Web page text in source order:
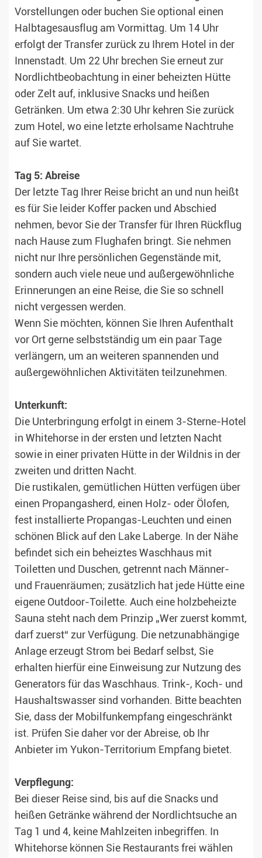
Vorstellungen oder buchen Sie optional einen
Halbtagesausflug am Vormittag. Um 14 Uhr
erfolgt der Transfer zurück zu Ihrem Hotel in der
Innenstadt. Um 22 Uhr brechen Sie erneut zur
Nordlichtbeobachtung in einer beheizten Hütte
oder Zelt auf, inklusive Snacks und heißen
Getränken. Um etwa 2:30 Uhr kehren Sie zurück
zum Hotel, wo eine letzte erholsame Nachtruhe
auf Sie wartet.
Tag 5: Abreise
Der letzte Tag Ihrer Reise bricht an und nun heißt
es für Sie leider Koffer packen und Abschied
nehmen, bevor Sie der Transfer für Ihren Rückflug
nach Hause zum Flughafen bringt. Sie nehmen
nicht nur Ihre persönlichen Gegenstände mit,
sondern auch viele neue und außergewöhnliche
Erinnerungen an eine Reise, die Sie so schnell
nicht vergessen werden.
Wenn Sie möchten, können Sie Ihren Aufenthalt
vor Ort gerne selbstständig um ein paar Tage
verlängern, um an weiteren spannenden und
außergewöhnlichen Aktivitäten teilzunehmen.
Unterkunft:
Die Unterbringung erfolgt in einem 3-Sterne-Hotel
in Whitehorse in der ersten und letzten Nacht
sowie in einer privaten Hütte in der Wildnis in der
zweiten und dritten Nacht.
Die rustikalen, gemütlichen Hütten verfügen über
einen Propangasherd, einen Holz- oder Ölofen,
fest installierte Propangas-Leuchten und einen
schönen Blick auf den Lake Laberge. In der Nähe
befindet sich ein beheiztes Waschhaus mit
Toiletten und Duschen, getrennt nach Männer-
und Frauenräumen; zusätzlich hat jede Hütte eine
eigene Outdoor-Toilette. Auch eine holzbeheizte
Sauna steht nach dem Prinzip „Wer zuerst kommt,
darf zuerst“ zur Verfügung. Die netzunabhängige
Anlage erzeugt Strom bei Bedarf selbst, Sie
erhalten hierfür eine Einweisung zur Nutzung des
Generators für das Waschhaus. Trink-, Koch- und
Haushaltswasser sind vorhanden. Bitte beachten
Sie, dass der Mobilfunkempfang eingeschränkt
ist. Prüfen Sie daher vor der Abreise, ob Ihr
Anbieter im Yukon-Territorium Empfang bietet.
Verpflegung:
Bei dieser Reise sind, bis auf die Snacks und
heißen Getränke während der Nordlichtsuche an
Tag 1 und 4, keine Mahlzeiten inbegriffen. In
Whitehorse können Sie Restaurants frei wählen